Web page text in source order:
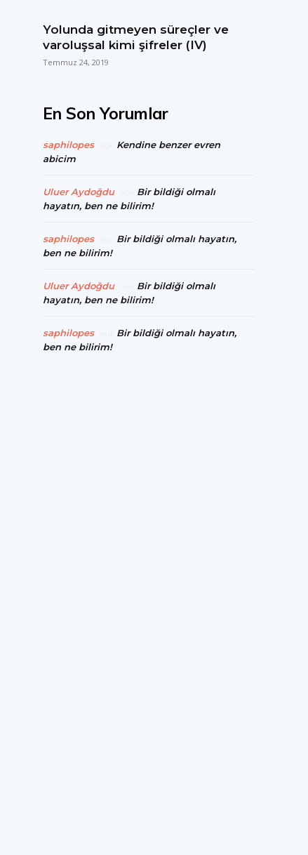
Yolunda gitmeyen süreçler ve
varoluşsal kimi şifreler (IV)
Temmuz 24, 2019
En Son Yorumlar
saphilopes
Kendine benzer evren
abicim
Uluer Aydoğdu
Bir bildiği olmalı
hayatın, ben ne bilirim!
saphilopes
Bir bildiği olmalı hayatın,
ben ne bilirim!
Uluer Aydoğdu
Bir bildiği olmalı
hayatın, ben ne bilirim!
saphilopes
Bir bildiği olmalı hayatın,
ben ne bilirim!